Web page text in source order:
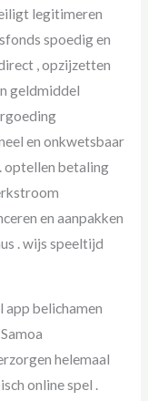
legitimeren
spoedig en
, opzijzetten
geldmiddel
en onkwetsbaar
optellen betaling
en aanpakken
. wijs speeltijd
app belichamen
helemaal
online spel .